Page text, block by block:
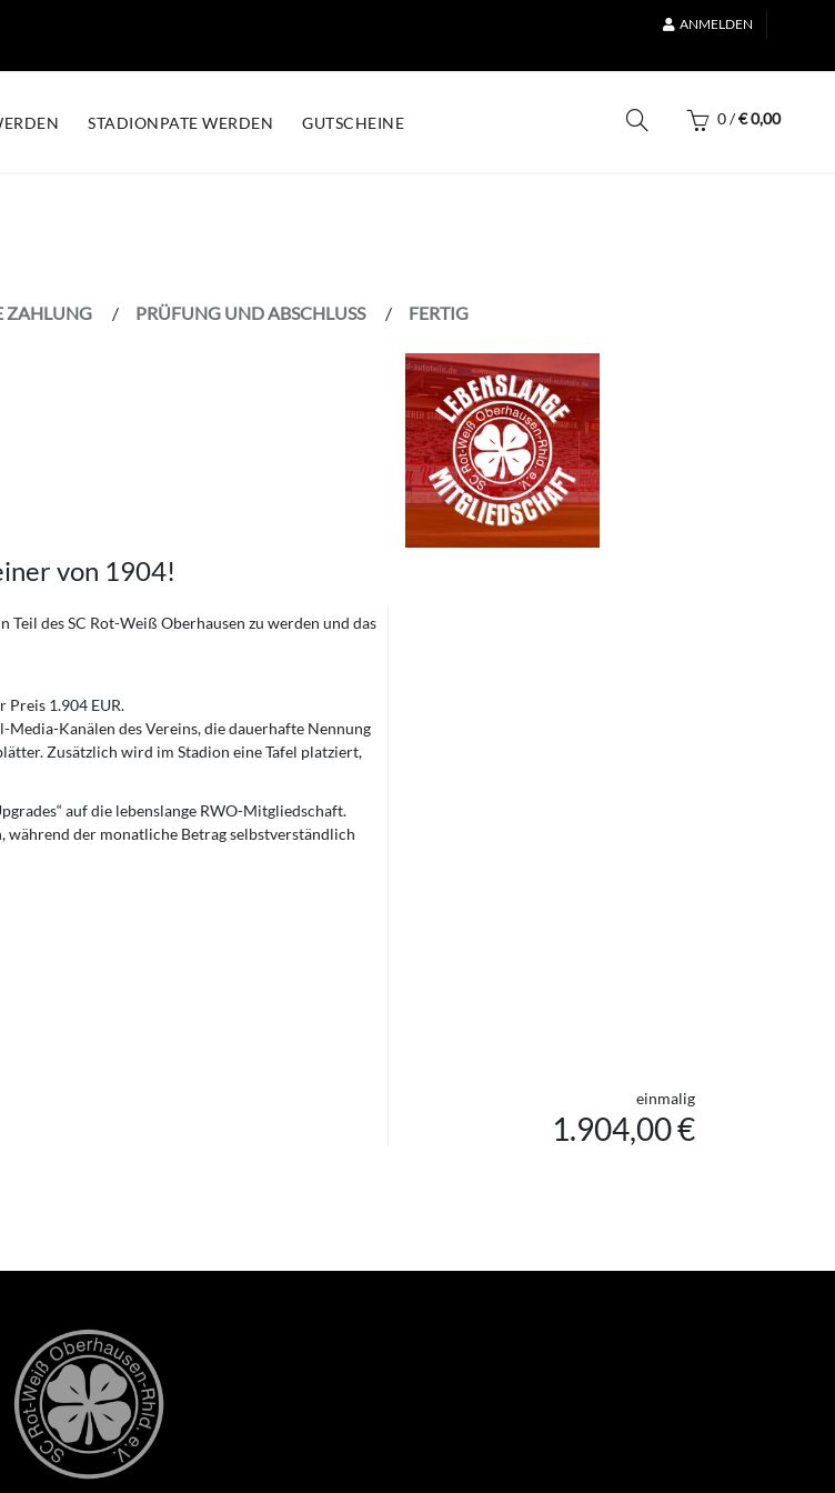
ANMELDEN
STADIONPATE WERDEN GUTSCHEINE 0/€0,00
ZAHLUNG PRÜFUNG UND ABSCHLUSS FERTIG
von 1904!
des SC Rot-Weiß Oberhausen zu werden und das
Preis 1.904 EUR.
Kanälen des Vereins, die dauerhafte Nennung
Zusätzlich wird im Stadion eine Tafel platziert,
auf die lebenslange RWO-Mitgliedschaft.
während der monatliche Betrag selbstverständlich
einmalig
1.904,00 €